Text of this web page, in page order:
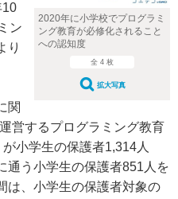
2020年に小学校でプログラミ
ング教育が必修化されること
への認知度
全 4 枚
拡大写真
10
ン
り
関
営するプログラミング教育
小学生の保護者1,314人
通う小学生の保護者851人を
は、小学生の保護者対象の